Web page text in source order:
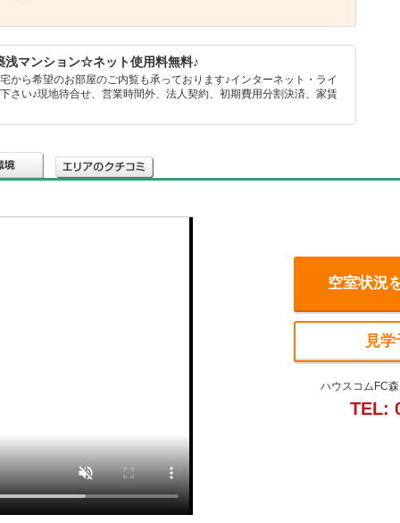
マンション☆ネット使用料無料♪
から希望のお部屋のご内覧も承っております♪インターネット・ライ
さい♪現地待合せ、営業時間外、法人契約、初期費用分割決済、家賃
空室状況
見
ハウスコムFC
TEL: